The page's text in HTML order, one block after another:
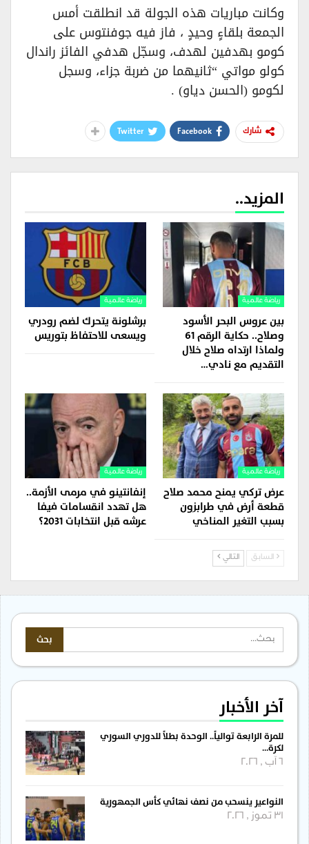
وكانت مباريات هذه الجولة قد انطلقت أمس
الجمعة بلقاءٍ وحيدٍ ، فاز فيه جوفنتوس على
كومو بهدفين لهدف، وسجّل هدفي الفائز راندال
كولو مواتي “ثانيهما من ضربة جزاء، وسجل
لكومو (الحسن دياو) .
شارك Facebook
Twitter
المزيد..
رياضة عالمية
بين عروس البحر الأسود
وصلاح.. حكاية الرقم 61
ولماذا ارتداه صلاح خلال
التقديم مع نادي…
رياضة عالمية
برشلونة يتحرك لضم رودري
ويسعى للاحتفاظ بتوريس
رياضة عالمية
عرض تركي يمنح محمد صلاح
قطعة أرض في طرابزون
بسبب التغير المناخي
رياضة عالمية
إنفانتينو في مرمى الأزمة..
هل تهدد انقسامات فيفا
عرشه قبل انتخابات 2031؟
السابق التالي
آخر الأخبار
للمرة الرابعة توالياً.. الوحدة بطلاً للدوري السوري
لكرة…
النواعير ينسحب من نصف نهائي كأس الجمهورية
31 تموز , 2026